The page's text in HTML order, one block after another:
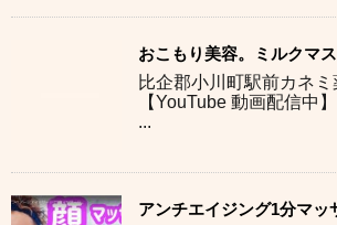
おこもり美容。ミルクマ
比企郡小川町駅前カネミ
【YouTube 動画配信中
...
アンチエイジング1分マッ